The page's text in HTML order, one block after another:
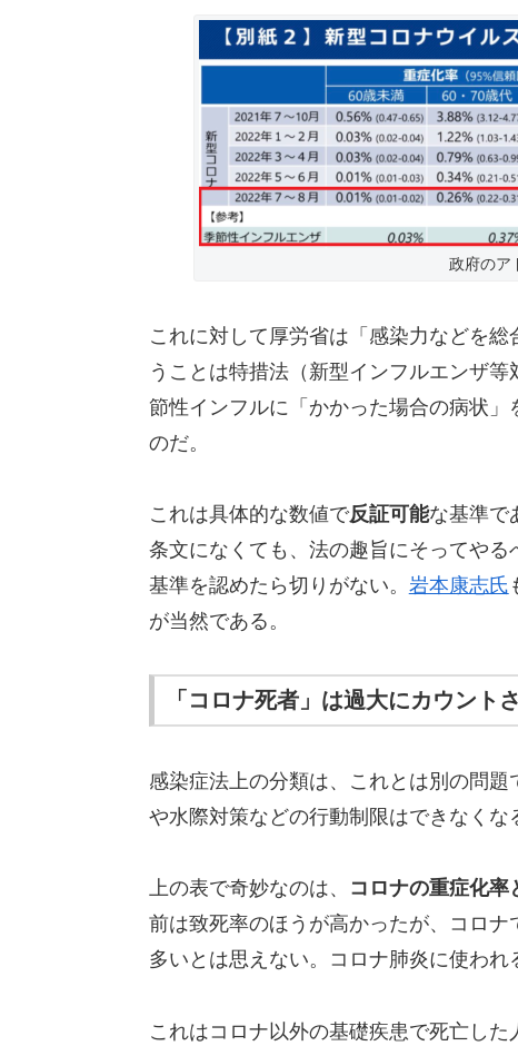
政府のア
これに対して厚労省は「感染力などを
うことは特措法（新型インフルエンザ
節性インフルに「かかった場合の病状
のだ。
これは具体的な数値で反証可能な基準で
条文になくても、法の趣旨にそってや
基準を認めたら切りがない。 岩本康志氏
が当然である。
「コロナ死者」は過大にカウント
感染症法上の分類は、これとは別の問
や水際対策などの行動制限はできなくな
上の表で奇妙なのは、 コロナの重症化率
前は致死率のほうが高かったが、コロ
多いとは思えない。コロナ肺炎に使われ
これはコロナ以外の基礎疾患で死亡した